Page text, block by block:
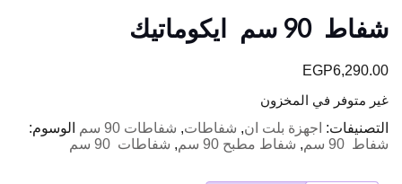
شفاط 90 سم ايكوماتيك
EGP6,290.00
غير متوفر في المخزون
التصنيفات: اجهزة بلت ان, شفاطات, شفاطات 90 سم
الوسوم:
شفاط 90 سم
, شفاط مطبح 90 سم , شفاطات 90 سم